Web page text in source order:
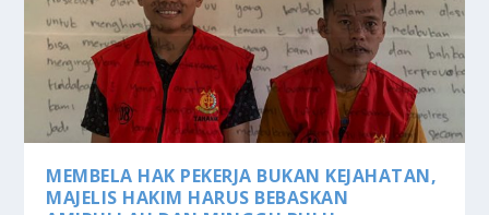
MEMBELA HAK PEKERJA BUKAN KEJAHATAN,
MAJELIS HAKIM HARUS BEBASKAN